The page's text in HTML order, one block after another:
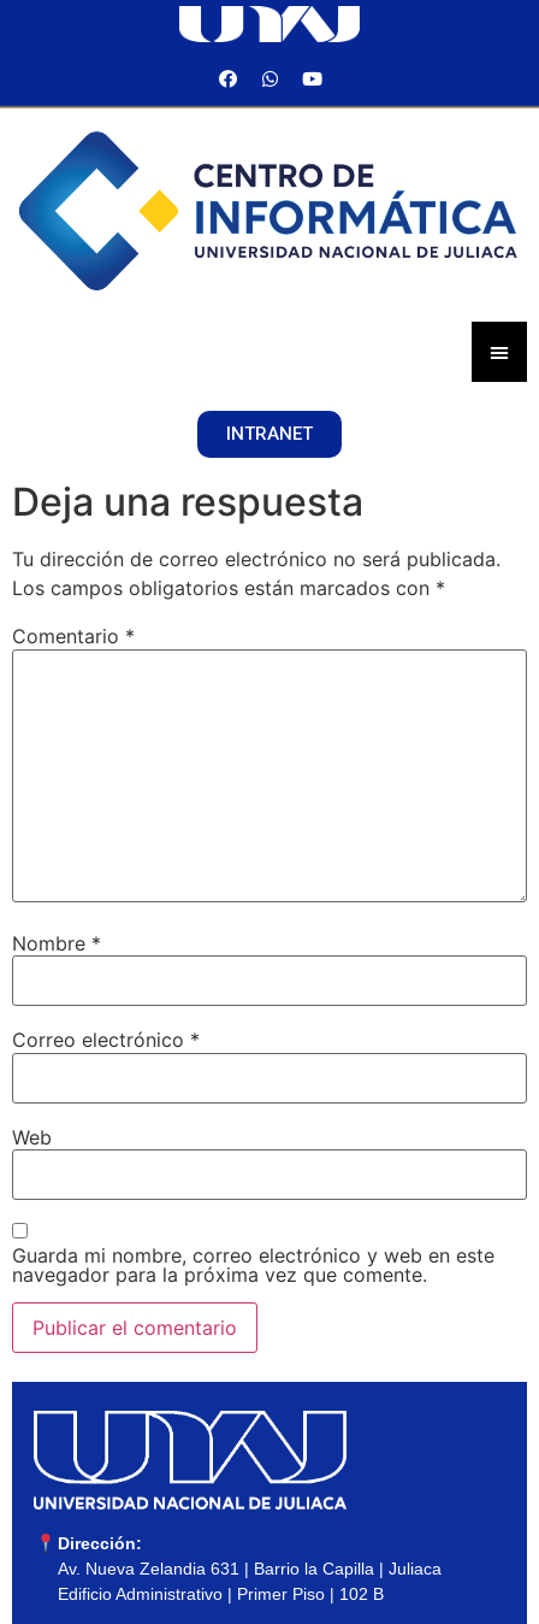
INTRANET
Deja una respuesta
Tu dirección de correo electrónico no será publicada.
Los campos obligatorios están marcados con *
Comentario *
Nombre *
Correo electrónico *
Web
Guarda mi nombre, correo electrónico y web en este
navegador para la próxima vez que comente.
Dirección:
Av. Nueva Zelandia 631 | Barrio la Capilla | Juliaca
Edificio Administrativo | Primer Piso | 102 B